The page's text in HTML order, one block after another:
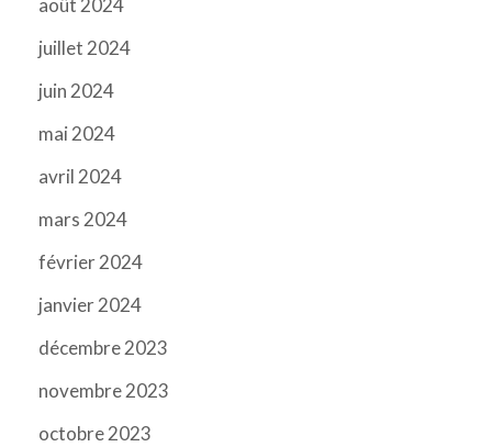
août 2024
juillet 2024
juin 2024
mai 2024
avril 2024
mars 2024
février 2024
janvier 2024
décembre 2023
novembre 2023
octobre 2023